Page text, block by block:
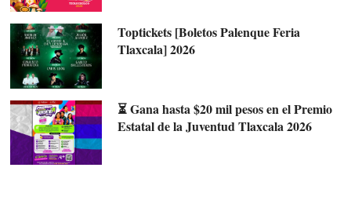
Toptickets [Boletos Palenque Feria
Tlaxcala] 2026
⏳ Gana hasta $20 mil pesos en el Premio
Estatal de la Juventud Tlaxcala 2026